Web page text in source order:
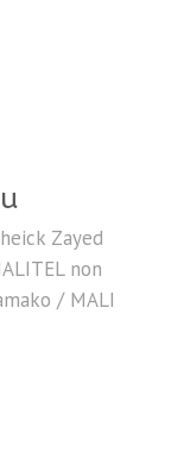
Zayed
non
/ MALI